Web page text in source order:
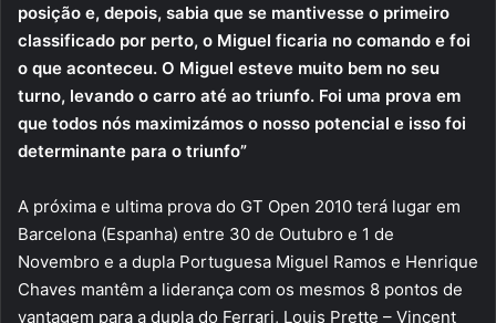
posição e, depois, sabia que se mantivesse o primeiro
classificado por perto, o Miguel ficaria no comando e foi
o que aconteceu. O Miguel esteve muito bem no seu
turno, levando o carro até ao triunfo. Foi uma prova em
que todos nós maximizámos o nosso potencial e isso foi
determinante para o triunfo”
A próxima e ultima prova do GT Open 2010 terá lugar em
Barcelona (Espanha) entre 30 de Outubro e 1 de
Novembro e a dupla Portuguesa Miguel Ramos e Henrique
Chaves mantêm a liderança com os mesmos 8 pontos de
vantagem para a dupla do Ferrari, Louis Prette – Vincent